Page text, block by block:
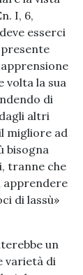
I, 6,
esserci
volta la sua
di
altri
migliore ad
bisogna
tranne che
apprendere
di lassù»
un
varietà di